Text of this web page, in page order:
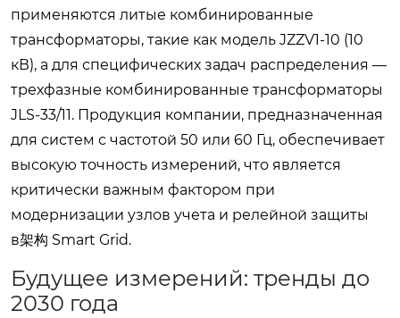
применяются литые комбинированные
трансформаторы, такие как модель JZZV1-10 (10
кВ), а для специфических задач распределения —
трехфазные комбинированные трансформаторы
JLS-33/11. Продукция компании, предназначенная
для систем с частотой 50 или 60 Гц, обеспечивает
высокую точность измерений, что является
критически важным фактором при
модернизации узлов учета и релейной защиты
в架构 Smart Grid.
Будущее измерений: тренды до
2030 года